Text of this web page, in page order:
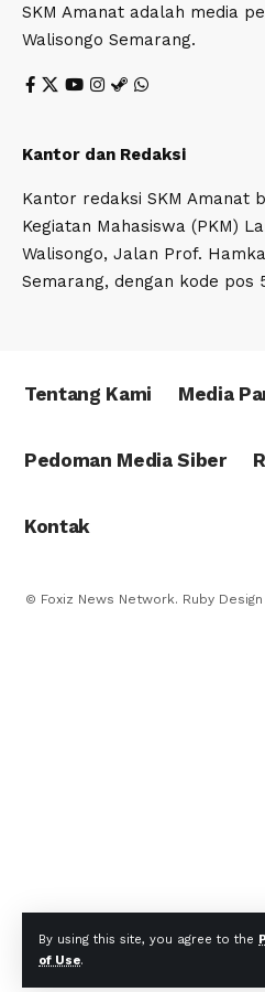
By using this site, you agree to the
of Use.
SKM Amanat adalah media
Walisongo Semarang.
Kantor dan Redaksi
Kantor redaksi SKM Amanat
Kegiatan Mahasiswa (PKM)
Walisongo, Jalan Prof.
Semarang, dengan kode pos
Tentang Kami Media
Pedoman Media Siber
Kontak
© Foxiz News Network. Ruby